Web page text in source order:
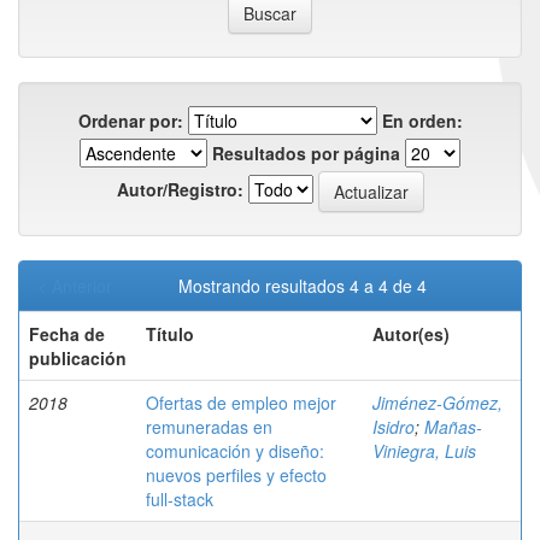
Ordenar por:
En orden:
Resultados por página
Autor/Registro:
Mostrando resultados 4 a 4 de 4
Fecha de
publicación
Título Autor(es)
2018
Ofertas de empleo mejor
remuneradas en
comunicación y diseño:
nuevos perfiles y efecto
full-stack
Jiménez-Gómez,
Isidro; Mañas-
Viniegra, Luis